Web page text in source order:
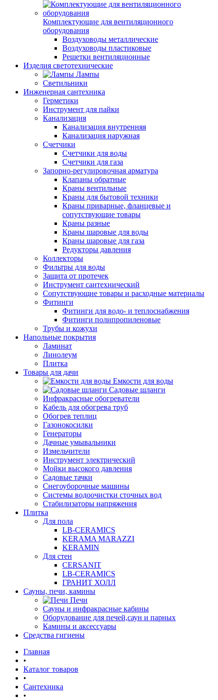
Комплектующие для вентиляционного
оборудования
Воздуховоды металлические
Воздуховоды пластиковые
Решетки вентиляционные
Изделия светотехнические
Лампы
Светильники
Инженерная сантехника
Герметики
Инструмент для пайки
Канализация
Канализация внутренняя
Канализация наружная
Счетчики
Счетчики для воды
Счетчики для газа
Запорно-регулировочная арматура
Клапаны обратные
Краны вентильные
Краны для бытовой техники
Краны приварные, фланцевые и
сопутствующие товары
Краны разные
Краны шаровые для воды
Краны шаровые для газа
Редукторы давления
Коллекторы
Фильтры для воды
Защита от протечек
Инструмент сантехнический
Сопутствующие товары и расходные материалы
Фитинги
Фитинги для водо- и теплоснабжения
Фитинги полипропиленовые
Трубы и кожухи
Напольные покрытия
Ламинат
Линолеум
Плитка
Товары для дачи
Емкости для воды
Садовые шланги
Инфракрасные обогреватели
Кабель для обогрева труб
Обогрев теплиц
Газонокосилки
Генераторы
Дачные умывальники
Измельчители
Инструмент электрический
Мойки высокого давления
Садовые тачки
Снегоуборочные машины
Системы водоочистки сточных вод
Стабилизаторы напряжения
Плитка
Для пола
LB-CERAMICS
KERAMA MARAZZI
KERAMIN
Для стен
CERSANIT
LB-CERAMICS
ГРАНИТ ХОЛЛ
Сауны, печи, камины
Печи
Сауны и инфракрасные кабины
Оборудование для печей,саун и парных
Камины и аксессуары
Средства гигиены
Главная
•
Каталог товаров
•
Сантехника
•